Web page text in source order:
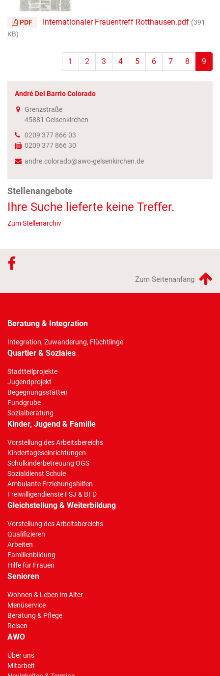
PDF Internationaler Frauentreff Rotthausen.pdf (391
KB)
1 2 3 4 5 6 7 8 9
André Del Barrio Colorado
Grenzstraße
45881 Gelsenkirchen
0209 377 866 03
0209 377 866 30
andre.colorado@awo-gelsenkirchen.de
Stellenangebote
Ihre Suche lieferte keine Treffer.
Zum Stellenarchiv
Zum Seitenanfang
Beratung & Integration
Integration, Zuwanderung, Flüchtlinge(Standort)
Quartier & Soziales
Stadtteilprojekte
Jugendprojekt
Begegnungsstätten
Fundgrube
Sozialberatung
Kinder, Jugend & Familie
Vorstellung des Arbeitsbereichs
Kindertageseinrichtungen
Schulkinderbetreuung OGS
Sozialdienst Schule
Ambulante Erziehungshilfen
Freiwilligendienste FSJ & BFD
Gleichstellung & Weiterbildung
Vorstellung des Arbeitsbereichs
Qualifizieren
Arbeiten
Familienbildung
Hilfe für Frauen
Senioren
Wohnen & Leben im Alter
Menüservice
Beratung & Pflege
Reisen
AWO
Über uns
Mitarbeit